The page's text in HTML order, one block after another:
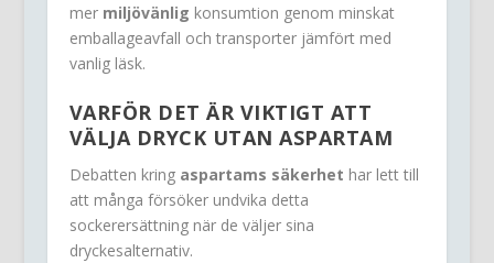
mer miljövänlig konsumtion genom minskat
emballageavfall och transporter jämfört med
vanlig läsk.
VARFÖR DET ÄR VIKTIGT ATT
VÄLJA DRYCK UTAN ASPARTAM
Debatten kring aspartams säkerhet har lett till
att många försöker undvika detta
sockerersättning när de väljer sina
dryckesalternativ.